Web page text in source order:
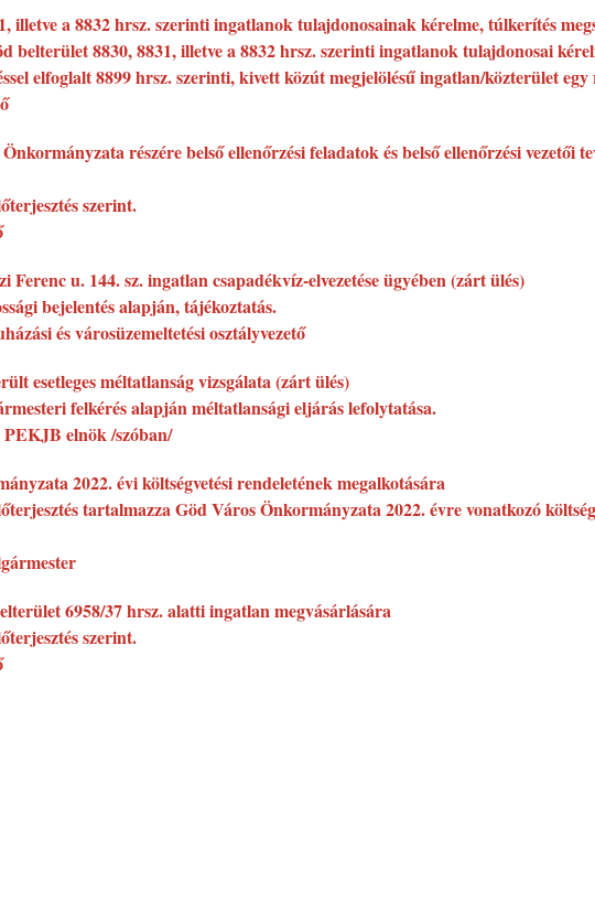
illetve a 8832 hrsz. szerinti ingatlanok tulajdonosainak kérelme, túlkerítés
belterület 8830, 8831, illetve a 8832 hrsz. szerinti ingatlanok tulajdonosai
elfoglalt 8899 hrsz. szerinti, kivett közút megjelölésű ingatlan/közterület egy
részére belső ellenőrzési feladatok és belső ellenőrzési vezetői
szerint.
Ferenc u. 144. sz. ingatlan csapadékvíz-elvezetése ügyében (zárt ülés)
bejelentés alapján, tájékoztatás.
és városüzemeltetési osztályvezető
esetleges méltatlanság vizsgálata (zárt ülés)
felkérés alapján méltatlansági eljárás lefolytatása.
elnök /szóban/
2022. évi költségvetési rendeletének megalkotására
tartalmazza Göd Város Önkormányzata 2022. évre vonatkozó
6958/37 hrsz. alatti ingatlan megvásárlására
szerint.